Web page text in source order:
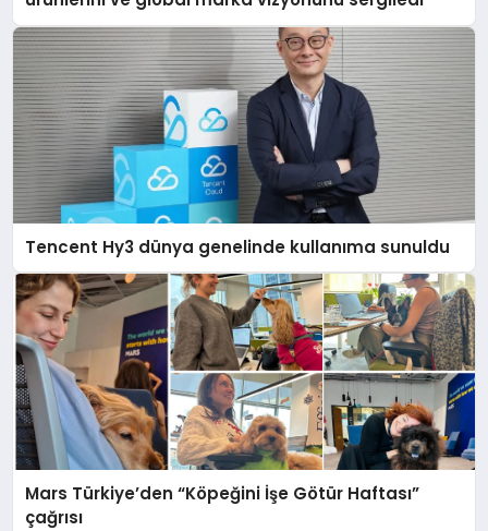
Tencent Hy3 dünya genelinde kullanıma sunuldu
Mars Türkiye’den “Köpeğini İşe Götür Haftası”
çağrısı